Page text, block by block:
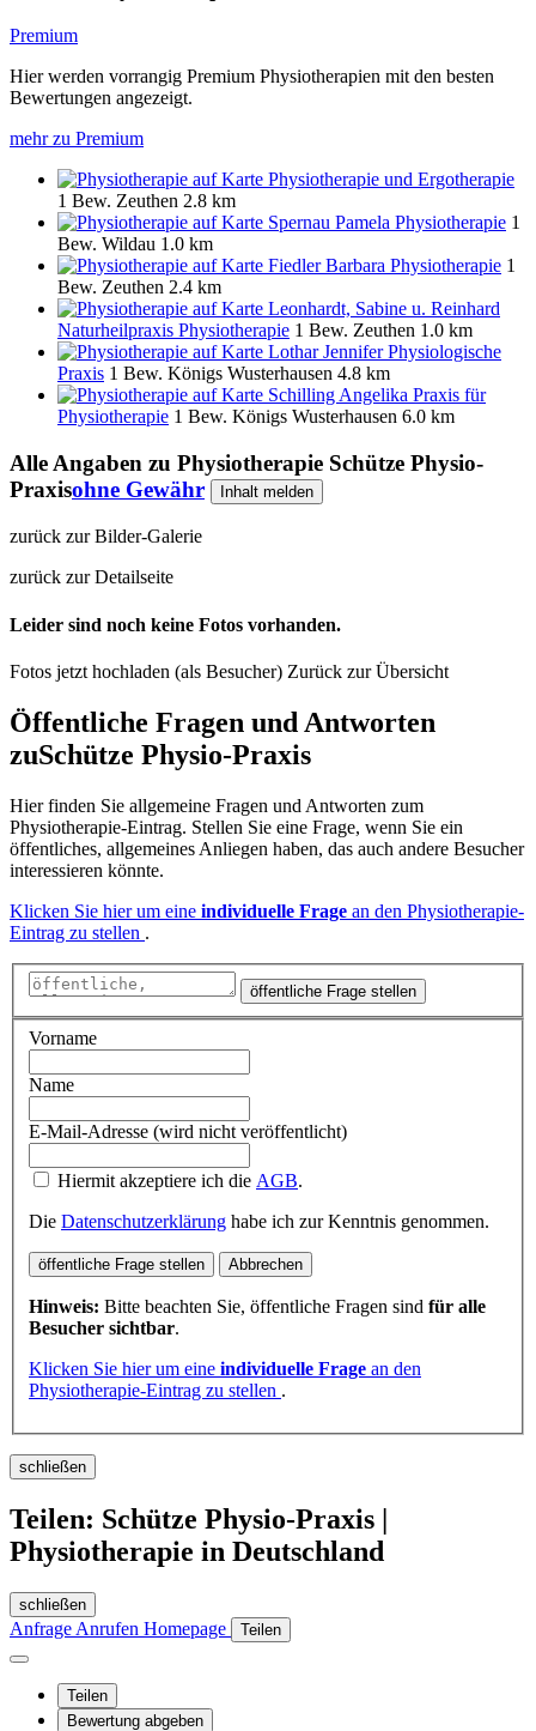
Premium
Hier werden vorrangig Premium Physiotherapien mit den besten
Bewertungen angezeigt.
mehr zu Premium
Physiotherapie und Ergotherapie
1 Bew. Zeuthen 2.8 km
Spernau Pamela Physiotherapie 1
Bew. Wildau 1.0 km
Fiedler Barbara Physiotherapie 1
Bew. Zeuthen 2.4 km
Leonhardt, Sabine u. Reinhard
Naturheilpraxis Physiotherapie 1 Bew. Zeuthen 1.0 km
Lothar Jennifer Physiologische
Praxis 1 Bew. Königs Wusterhausen 4.8 km
Schilling Angelika Praxis für
Physiotherapie 1 Bew. Königs Wusterhausen 6.0 km
Alle Angaben zu Physiotherapie Schütze Physio-
Praxisohne Gewähr Inhalt melden
zurück zur Bilder-Galerie
zurück zur Detailseite
Leider sind noch keine Fotos vorhanden.
Fotos jetzt hochladen (als Besucher) Zurück zur Übersicht
Öffentliche Fragen und Antworten
zuSchütze Physio-Praxis
Hier finden Sie allgemeine Fragen und Antworten zum
Physiotherapie-Eintrag. Stellen Sie eine Frage, wenn Sie ein
öffentliches, allgemeines Anliegen haben, das auch andere Besucher
interessieren könnte.
Klicken Sie hier um eine individuelle Frage an den Physiotherapie-
Eintrag zu stellen .
öffentliche Frage stellen
Vorname
Name
E-Mail-Adresse (wird nicht veröffentlicht)
Hiermit akzeptiere ich die AGB.
Die Datenschutzerklärung habe ich zur Kenntnis genommen.
öffentliche Frage stellen Abbrechen
Hinweis: Bitte beachten Sie, öffentliche Fragen sind für alle
Besucher sichtbar.
Klicken Sie hier um eine individuelle Frage an den
Physiotherapie-Eintrag zu stellen .
schließen
Teilen: Schütze Physio-Praxis |
Physiotherapie in Deutschland
schließen
Anfrage Anrufen Homepage Teilen
Teilen
Bewertung abgeben